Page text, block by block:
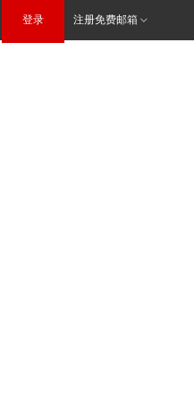
登录 注册免费邮箱